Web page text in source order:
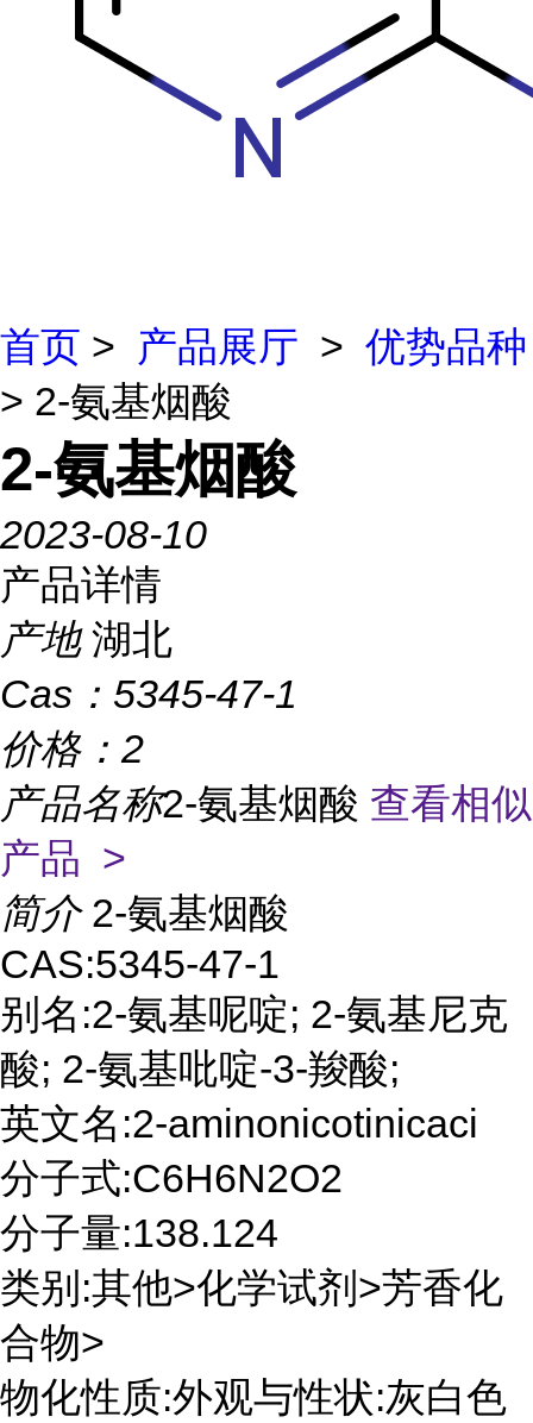
首页 > 产品展厅 > 优势品种
> 2-氨基烟酸
2-氨基烟酸
2023-08-10
产品详情
产地 湖北
Cas： 5345-47-1
价格： 2
产品名称2-氨基烟酸 查看相似
产品 >
简介 2-氨基烟酸
CAS:5345-47-1
别名:2-氨基呢啶; 2-氨基尼克
酸; 2-氨基吡啶-3-羧酸;
英文名:2-aminonicotinicaci
分子式:C6H6N2O2
分子量:138.124
类别:其他>化学试剂>芳香化
合物>
物化性质:外观与性状:灰白色